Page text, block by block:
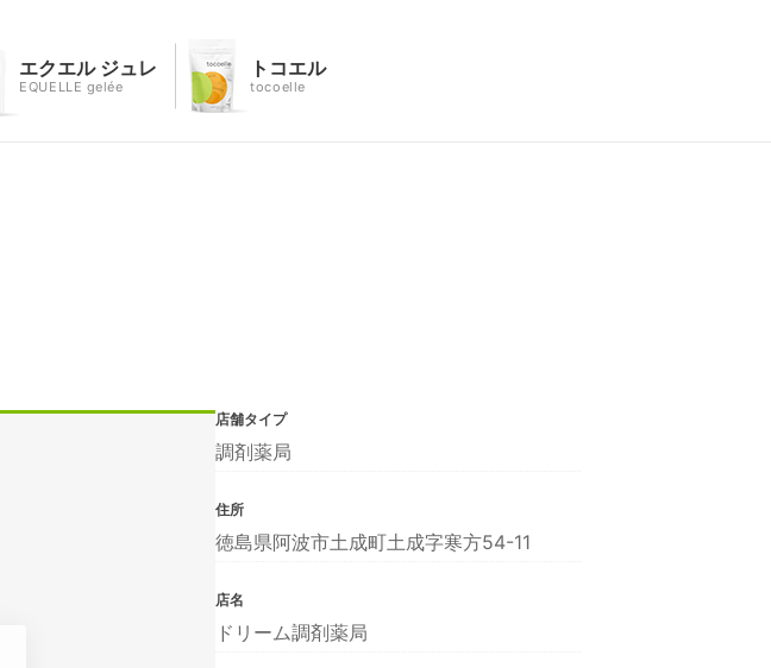
エクエル ジュレ
EQUELLE gelée
トコエル
tocoelle
店舗タイプ
調剤薬局
住所
徳島県阿波市土成町土成字寒方54-11
店名
ドリーム調剤薬局